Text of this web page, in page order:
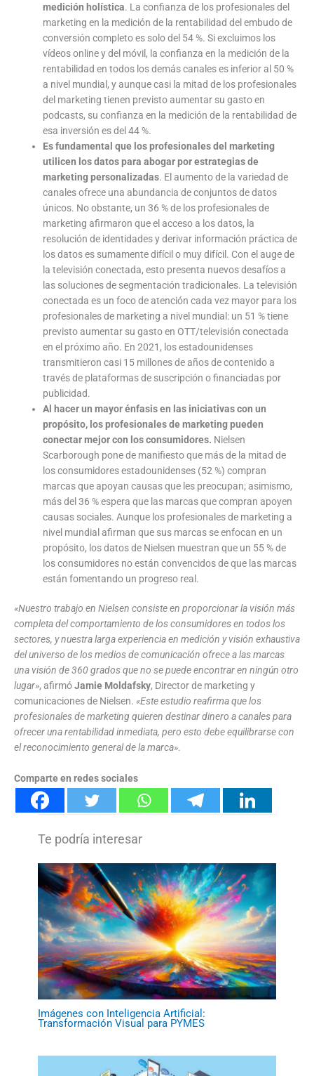
medición holística. La confianza de los profesionales del
marketing en la medición de la rentabilidad del embudo de
conversión completo es solo del 54 %. Si excluimos los
vídeos online y del móvil, la confianza en la medición de la
rentabilidad en todos los demás canales es inferior al 50 %
a nivel mundial, y aunque casi la mitad de los profesionales
del marketing tienen previsto aumentar su gasto en
podcasts, su confianza en la medición de la rentabilidad de
esa inversión es del 44 %.
Es fundamental que los profesionales del marketing
utilicen los datos para abogar por estrategias de
marketing personalizadas. El aumento de la variedad de
canales ofrece una abundancia de conjuntos de datos
únicos. No obstante, un 36 % de los profesionales de
marketing afirmaron que el acceso a los datos, la
resolución de identidades y derivar información práctica de
los datos es sumamente difícil o muy difícil. Con el auge de
la televisión conectada, esto presenta nuevos desafíos a
las soluciones de segmentación tradicionales. La televisión
conectada es un foco de atención cada vez mayor para los
profesionales de marketing a nivel mundial: un 51 % tiene
previsto aumentar su gasto en OTT/televisión conectada
en el próximo año. En 2021, los estadounidenses
transmitieron casi 15 millones de años de contenido a
través de plataformas de suscripción o financiadas por
publicidad.
Al hacer un mayor énfasis en las iniciativas con un
propósito, los profesionales de marketing pueden
conectar mejor con los consumidores. Nielsen
Scarborough pone de manifiesto que más de la mitad de
los consumidores estadounidenses (52 %) compran
marcas que apoyan causas que les preocupan; asimismo,
más del 36 % espera que las marcas que compran apoyen
causas sociales. Aunque los profesionales de marketing a
nivel mundial afirman que sus marcas se enfocan en un
propósito, los datos de Nielsen muestran que un 55 % de
los consumidores no están convencidos de que las marcas
están fomentando un progreso real.
«Nuestro trabajo en Nielsen consiste en proporcionar la visión más
completa del comportamiento de los consumidores en todos los
sectores, y nuestra larga experiencia en medición y visión exhaustiva
del universo de los medios de comunicación ofrece a las marcas
una visión de 360 grados que no se puede encontrar en ningún otro
lugar», afirmóJamie Moldafsky, Director de marketing y
comunicaciones de Nielsen. «Este estudio reafirma que los
profesionales de marketing quieren destinar dinero a canales para
ofrecer una rentabilidad inmediata, pero esto debe equilibrarse con
el reconocimiento general de la marca».
Comparte en redes sociales
Imágenes con Inteligencia Artificial:
Transformación Visual para PYMES